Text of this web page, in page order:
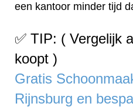
een kantoor minder tijd
✅ TIP: ( Vergelijk
koopt )
Gratis
Rijnsburg en